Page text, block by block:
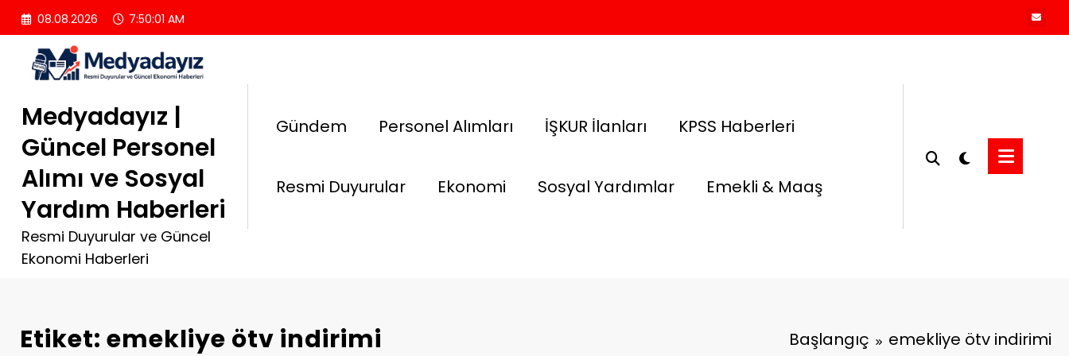
İçeriğe
atla
08.08.2026 7:50:01 AM
Medyadayız |
Güncel Personel
Alımı ve Sosyal
Yardım Haberleri
Resmi Duyurular ve Güncel
Ekonomi Haberleri
Gündem Personel Alımları İŞKUR İlanları KPSS Haberleri
Resmi Duyurular Ekonomi Sosyal Yardımlar Emekli & Maaş
Etiket: emekliye ötv indirimi Başlangıç emekliye ötv indirimi